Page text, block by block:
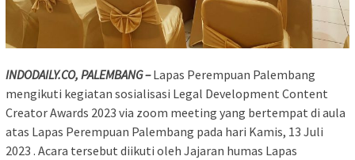
INDODAILY.CO, PALEMBANG –Lapas Perempuan Palembang
mengikuti kegiatan sosialisasi Legal Development Content
Creator Awards 2023 via zoom meeting yang bertempat di aula
atas Lapas Perempuan Palembang pada hari Kamis, 13 Juli
2023 . Acara tersebut diikuti oleh Jajaran humas Lapas